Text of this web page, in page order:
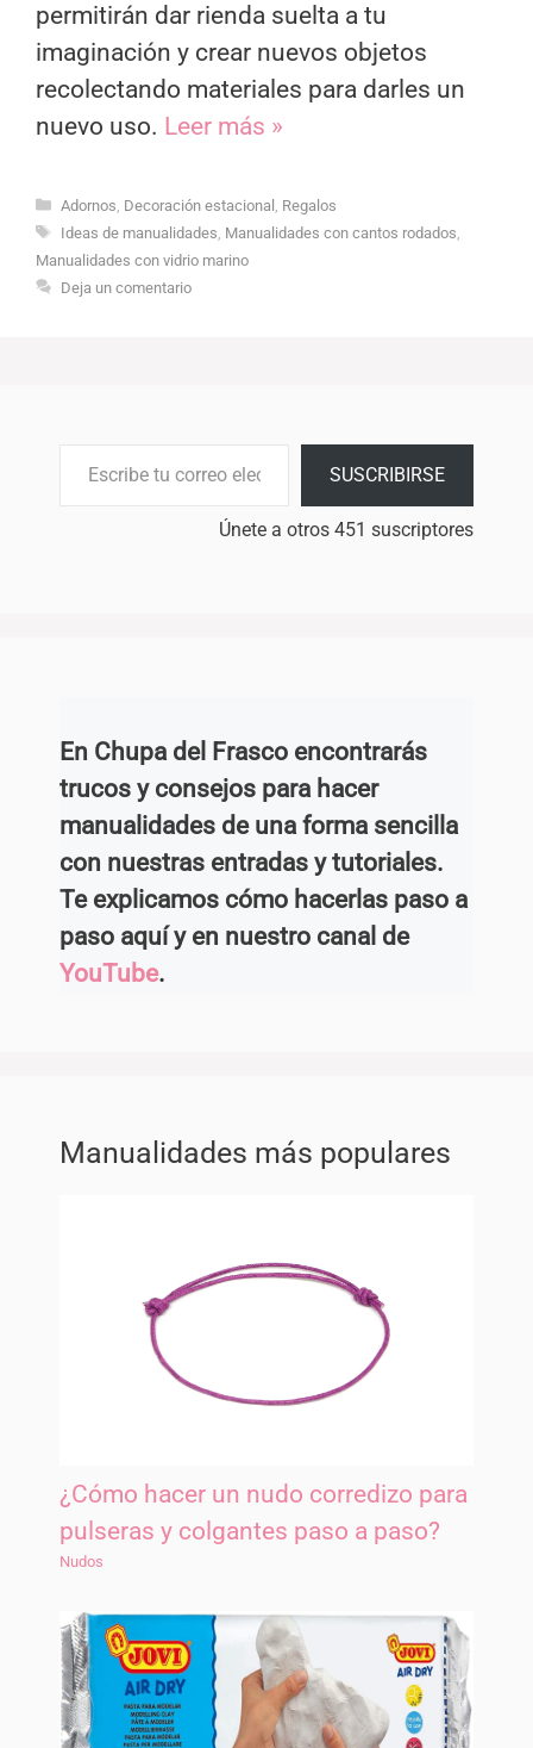
permitirán dar rienda suelta a tu
imaginación y crear nuevos objetos
recolectando materiales para darles un
nuevo uso. Leer más »
Categorías
Adornos Decoración estacional
Regalos
Etiquetas
Ideas de manualidades Manualidades con cantos rodados
Manualidades con vidrio marino
Deja un comentario
SUSCRIBIRSE
Únete a otros 451 suscriptores
En Chupa del Frasco encontrarás
trucos y consejos para hacer
manualidades de una forma sencilla
con nuestras entradas y tutoriales.
Te explicamos cómo hacerlas paso a
paso aquí y en nuestro canal de
YouTube.
Manualidades más populares
¿Cómo hacer un nudo corredizo para
pulseras y colgantes paso a paso?
Nudos